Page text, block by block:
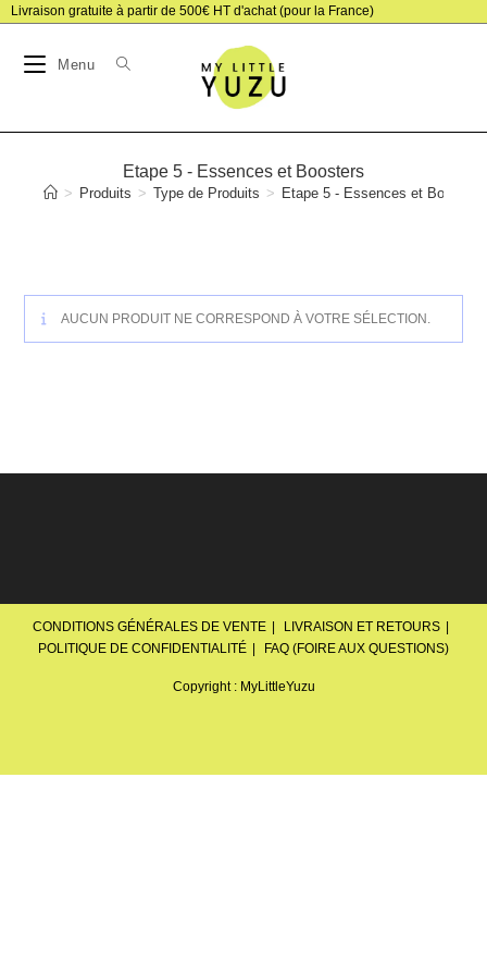
Skip
content
Livraison gratuite à partir de 500€ HT d'achat (pour la France)
Menu
Etape 5 - Essences et Boosters
> Produits > Type de Produits > Etape 5 - Essences et Boosters
AUCUN PRODUIT NE CORRESPOND À VOTRE SÉLECTION.
CONDITIONS GÉNÉRALES DE VENTE
LIVRAISON ET RETOURS
POLITIQUE DE CONFIDENTIALITÉ
FAQ (FOIRE AUX QUESTIONS)
Copyright : MyLittleYuzu